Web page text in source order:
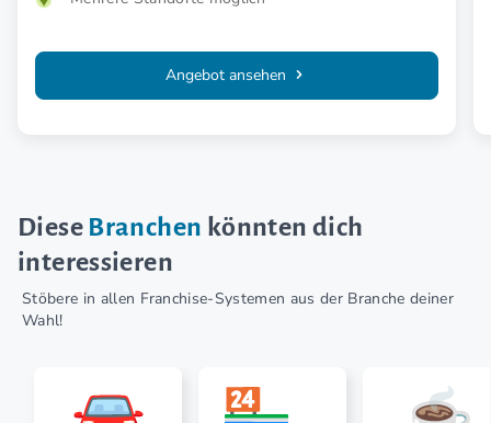
Angebot ansehen
Diese Branchen könnten dich
interessieren
Stöbere in allen Franchise-Systemen aus der Branche deiner
Wahl!